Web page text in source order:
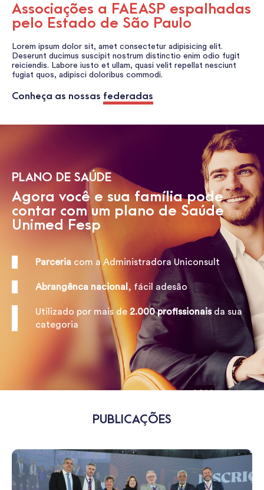
Associações a FAEASP espalhadas
pelo Estado de São Paulo
Lorem ipsum dolor sit, amet consectetur adipisicing elit.
Deserunt ducimus suscipit nostrum distinctio enim odio fugit
reiciendis. Labore iusto et ullam, quasi velit repellat nesciunt
fugiat quos, adipisci doloribus commodi.
Conheça as nossas federadas
PLANO DE SAÚDE
Agora você e sua família pode
contar com um plano de Saúde
Unimed Fesp
Parceria com a Administradora Uniconsult
Abrangênca nacional , fácil adesão
Utilizado por mais de 2.000 profissionaisda sua
categoria
PUBLICAÇÕES